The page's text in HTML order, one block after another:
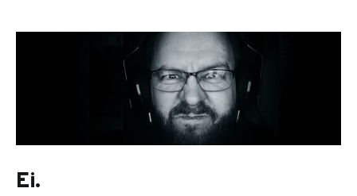
melkoisia urotekoja organisaatiossaan, jotta saisivat
tehdä töitä kanssasi vastaisuudessakin. Ennen kuin
molemmin puolin kannattavaa asiakassuhdetta pääsee
syntymään, täytyy kuitenkin saada asiakkaalta lupa
yhteiselle polulle astumisesta. Tämä ei olekaan aina niin
helppoa. Asiakas voi valita
Ei.